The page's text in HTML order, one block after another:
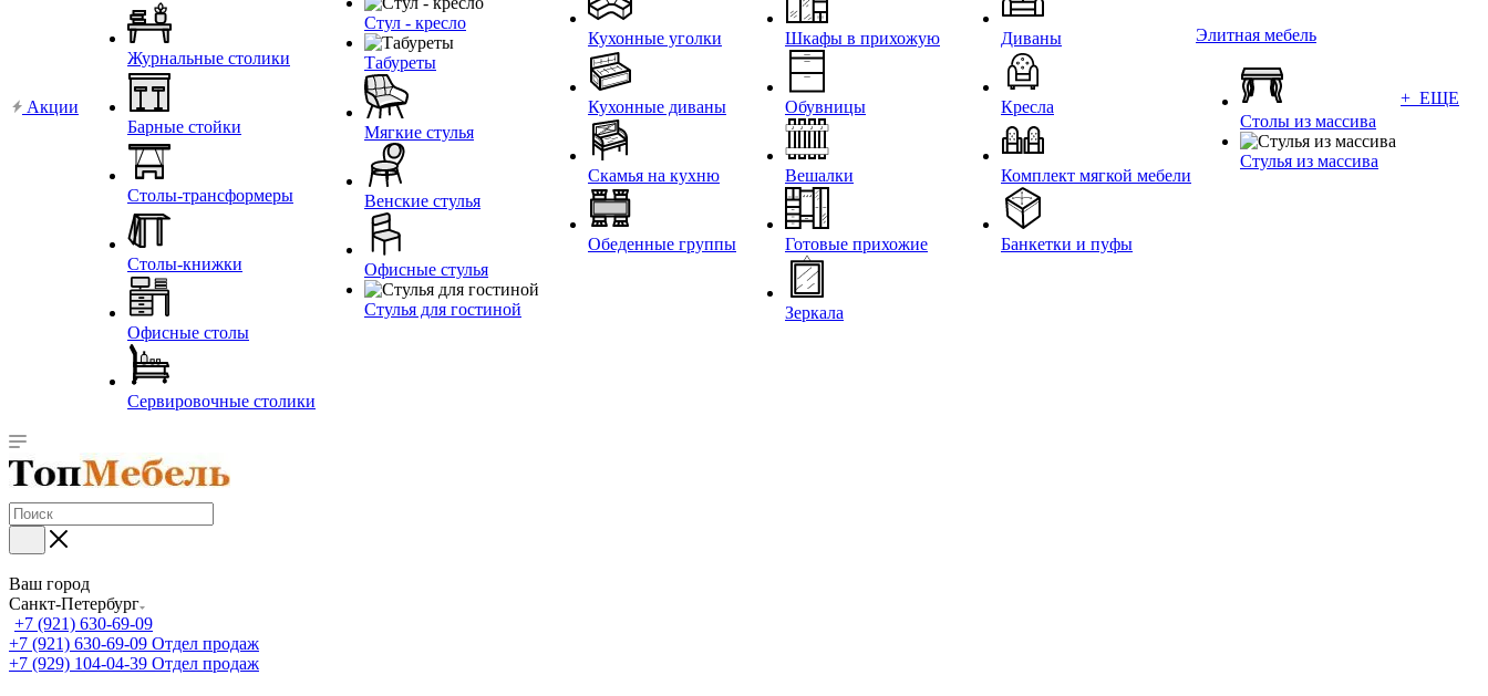
Акции
Журнальные столики
Барные стойки
Столы-трансформеры
Столы-книжки
Офисные столы
Сервировочные столики
Стул - кресло
Табуреты
Мягкие стулья
Венские стулья
Офисные стулья
Стулья для гостиной
Кухонные уголки
Кухонные диваны
Скамья на кухню
Обеденные группы
Шкафы в прихожую
Обувницы
Вешалки
Готовые прихожие
Зеркала
Диваны
Кресла
Комплект мягкой мебели
Банкетки и пуфы
Элитная мебель
Столы из массива
Стулья из массива
+ ЕЩЕ
Ваш город
Санкт-Петербург
+7 (921) 630-69-09
+7 (921) 630-69-09 Отдел продаж
+7 (929) 104-04-39 Отдел продаж